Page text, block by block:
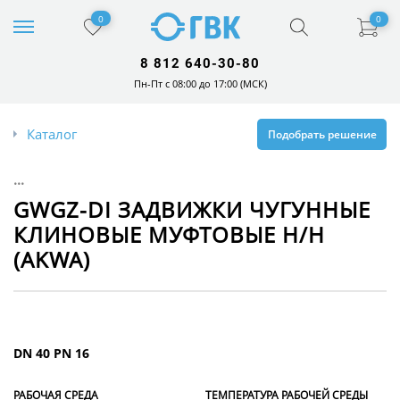
0 0
8 812 640-30-80
Пн-Пт с 08:00 до 17:00 (МСК)
Каталог Подобрать решение
...
GWGZ-DI ЗАДВИЖКИ ЧУГУННЫЕ
КЛИНОВЫЕ МУФТОВЫЕ Н/Н
(AKWA)
DN 40 PN 16
РАБОЧАЯ СРЕДА ТЕМПЕРАТУРА РАБОЧЕЙ СРЕДЫ